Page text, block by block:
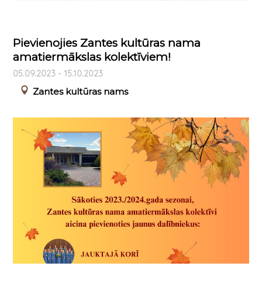
Pievienojies Zantes kultūras nama
amatiermākslas kolektīviem!
05.09.2023 - 15.10.2023
Zantes kultūras nams